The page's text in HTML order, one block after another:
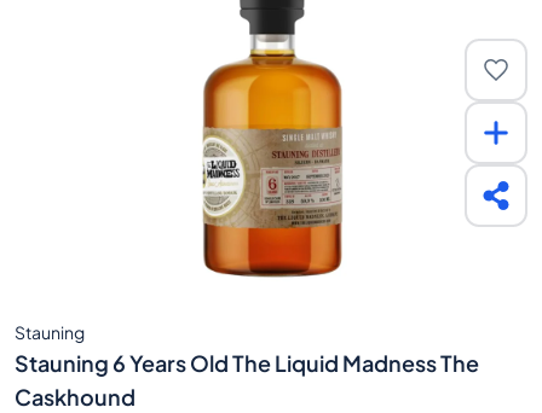
Stauning
Stauning 6 Years Old The Liquid Madness The
Caskhound